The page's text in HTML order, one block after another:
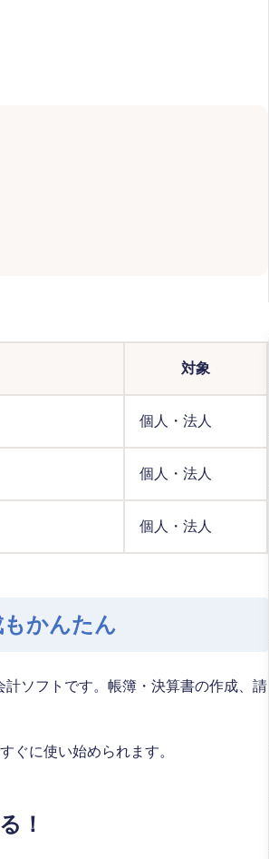
対象
個人・法人
個人・法人
個人・法人
かんたん
ソフトです。帳簿・決算書の作成、請
ぐに使い始められます。
！